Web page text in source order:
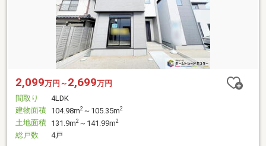
2,099万円～ 2,699万円
間取り
4LDK
建物面積 104.98m2 ～105.35m2
土地面積 131.9m2 ～141.99m2
総戸数
4戸